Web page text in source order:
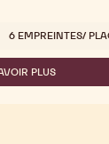
disponibles
6 EMPREINTES/
PLUS
-